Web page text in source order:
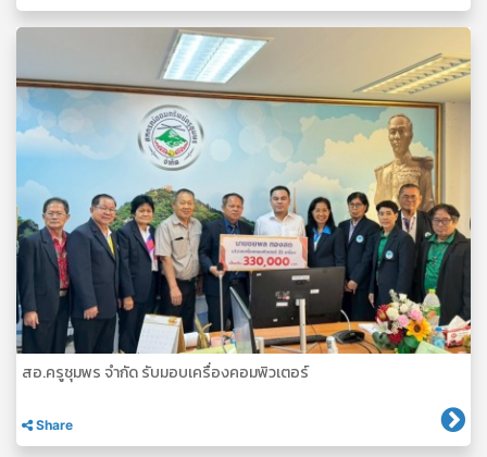
สอ.ครูชุมพร จำกัด รับมอบเครื่องคอมพิวเตอร์
Share